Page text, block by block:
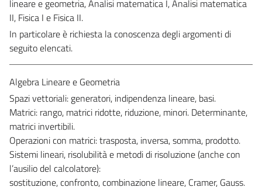
lineare e geometria, Analisi matematica I, Analisi matematica
II, Fisica I e Fisica II.
In particolare è richiesta la conoscenza degli argomenti di
seguito elencati.
Algebra Lineare e Geometria
Spazi vettoriali: generatori, indipendenza lineare, basi.
Matrici: rango, matrici ridotte, riduzione, minori. Determinante,
matrici invertibili.
Operazioni con matrici: trasposta, inversa, somma, prodotto.
Sistemi lineari, risolubilità e metodi di risoluzione (anche con
l’ausilio del calcolatore):
sostituzione, confronto, combinazione lineare, Cramer, Gauss.